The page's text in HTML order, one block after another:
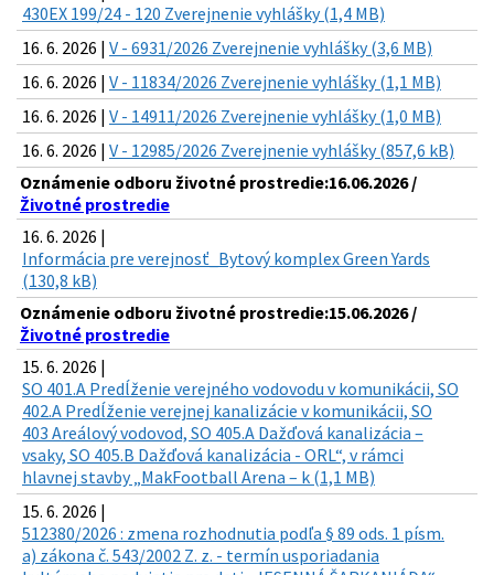
430EX 199/24 - 120 Zverejnenie vyhlášky (1,4 MB)
16. 6. 2026 | V - 6931/2026 Zverejnenie vyhlášky (3,6 MB)
16. 6. 2026 | V - 11834/2026 Zverejnenie vyhlášky (1,1 MB)
16. 6. 2026 | V - 14911/2026 Zverejnenie vyhlášky (1,0 MB)
16. 6. 2026 | V - 12985/2026 Zverejnenie vyhlášky (857,6 kB)
Oznámenie odboru životné prostredie:16.06.2026 /
Životné prostredie
16. 6. 2026 |
Informácia pre verejnosť_Bytový komplex Green Yards
(130,8 kB)
Oznámenie odboru životné prostredie:15.06.2026 /
Životné prostredie
15. 6. 2026 |
SO 401.A Predĺženie verejného vodovodu v komunikácii, SO
402.A Predĺženie verejnej kanalizácie v komunikácii, SO
403 Areálový vodovod, SO 405.A Dažďová kanalizácia –
vsaky, SO 405.B Dažďová kanalizácia - ORL“, v rámci
hlavnej stavby „MakFootball Arena – k (1,1 MB)
15. 6. 2026 |
512380/2026 : zmena rozhodnutia podľa § 89 ods. 1 písm.
a) zákona č. 543/2002 Z. z. - termín usporiadania